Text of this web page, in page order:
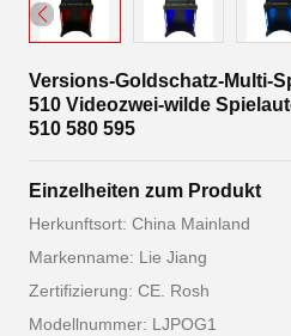
Versions-Goldschatz-Multi-
510 Videozwei-wilde
510 580 595
Einzelheiten zum Produkt
Herkunftsort: China Mainland
Markenname: Lie Jiang
Zertifizierung: CE. Rosh
Modellnummer: LJPOG1